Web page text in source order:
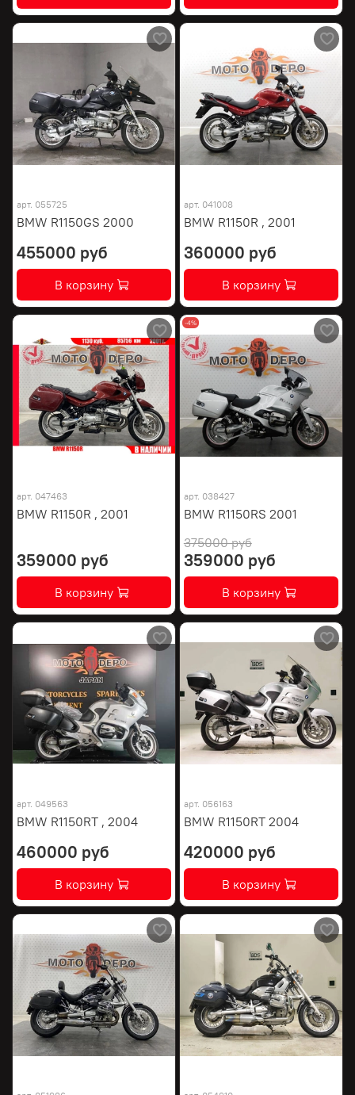
арт. 055725
BMW R1150GS 2000
455000 руб
В корзину
арт. 041008
BMW R1150R , 2001
360000 руб
В корзину
арт. 047463
BMW R1150R , 2001
359000 руб
В корзину
-4%
арт. 038427
BMW R1150RS 2001
375000 руб
359000 руб
В корзину
арт. 049563
BMW R1150RT , 2004
460000 руб
В корзину
арт. 056163
BMW R1150RT 2004
420000 руб
В корзину